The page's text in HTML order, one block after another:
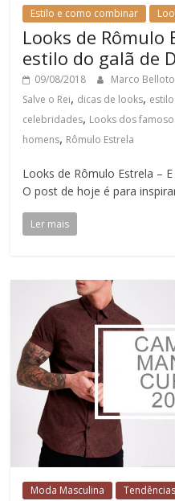
Estilo e como combinar
Looks de Rômulo
estilo do galã de
09/08/2018 Marco Belloto
Salve o Rei, dicas de looks,
celebridades, Looks dos
homens, Rômulo Estrela
Looks de Rômulo Estrela –
O post de hoje é para
Ler mais
Moda Masculina Tendências